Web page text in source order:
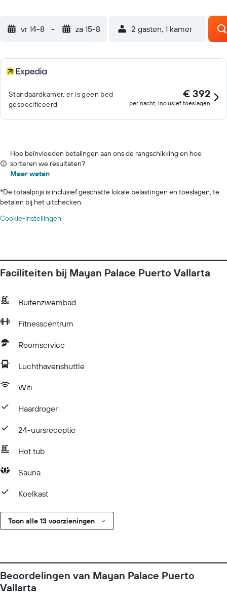
vr 14-8 - za 15-8 2 gasten, 1 kamer
Standaardkamer, er is geen bed
gespecificeerd
€ 392
per nacht, inclusief toeslagen
Hoe beïnvloeden betalingen aan ons de rangschikking en hoe
sorteren we resultaten?
Meer weten
*De totaalprijs is inclusief geschatte lokale belastingen en toeslagen, te
betalen bij het uitchecken.
Cookie-instellingen
Faciliteiten bij Mayan Palace Puerto Vallarta
Buitenzwembad
Fitnesscentrum
Roomservice
Luchthavenshuttle
Wifi
Haardroger
24-uursreceptie
Hot tub
Sauna
Koelkast
Toon alle 13 voorzieningen
Beoordelingen van Mayan Palace Puerto
Vallarta